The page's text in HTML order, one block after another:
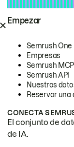
Empezar
Semrush One
Empresas
Semrush MCP
Semrush API
Nuestros
Reservar una
CONECTA
El conjunto de
de IA.